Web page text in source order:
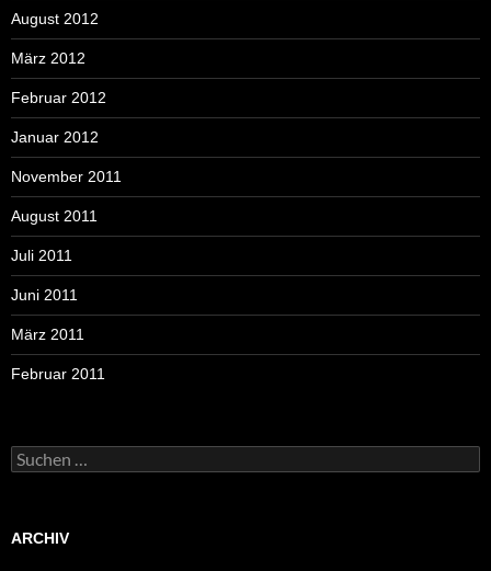
August 2012
März 2012
Februar 2012
Januar 2012
November 2011
August 2011
Juli 2011
Juni 2011
März 2011
Februar 2011
Suchen
nach:
ARCHIV